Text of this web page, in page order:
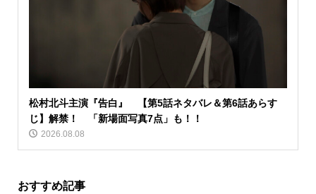
松村北斗主演『告白』 【第5話ネタバレ＆第6話あらす
じ】解禁！ 「新場面写真7点」も！！
2026.08.08
おすすめ記事